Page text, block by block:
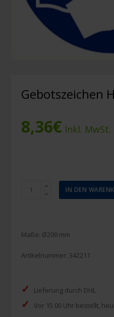
Gebotszeichen
8,36€ Inkl. MwSt.
GebotszeichenIN DEN
Maße: Ø200 mm
Artikelnummer: 342211
✓ Lieferung durch DHL
✓ Vor 15.00 Uhr bestellt,